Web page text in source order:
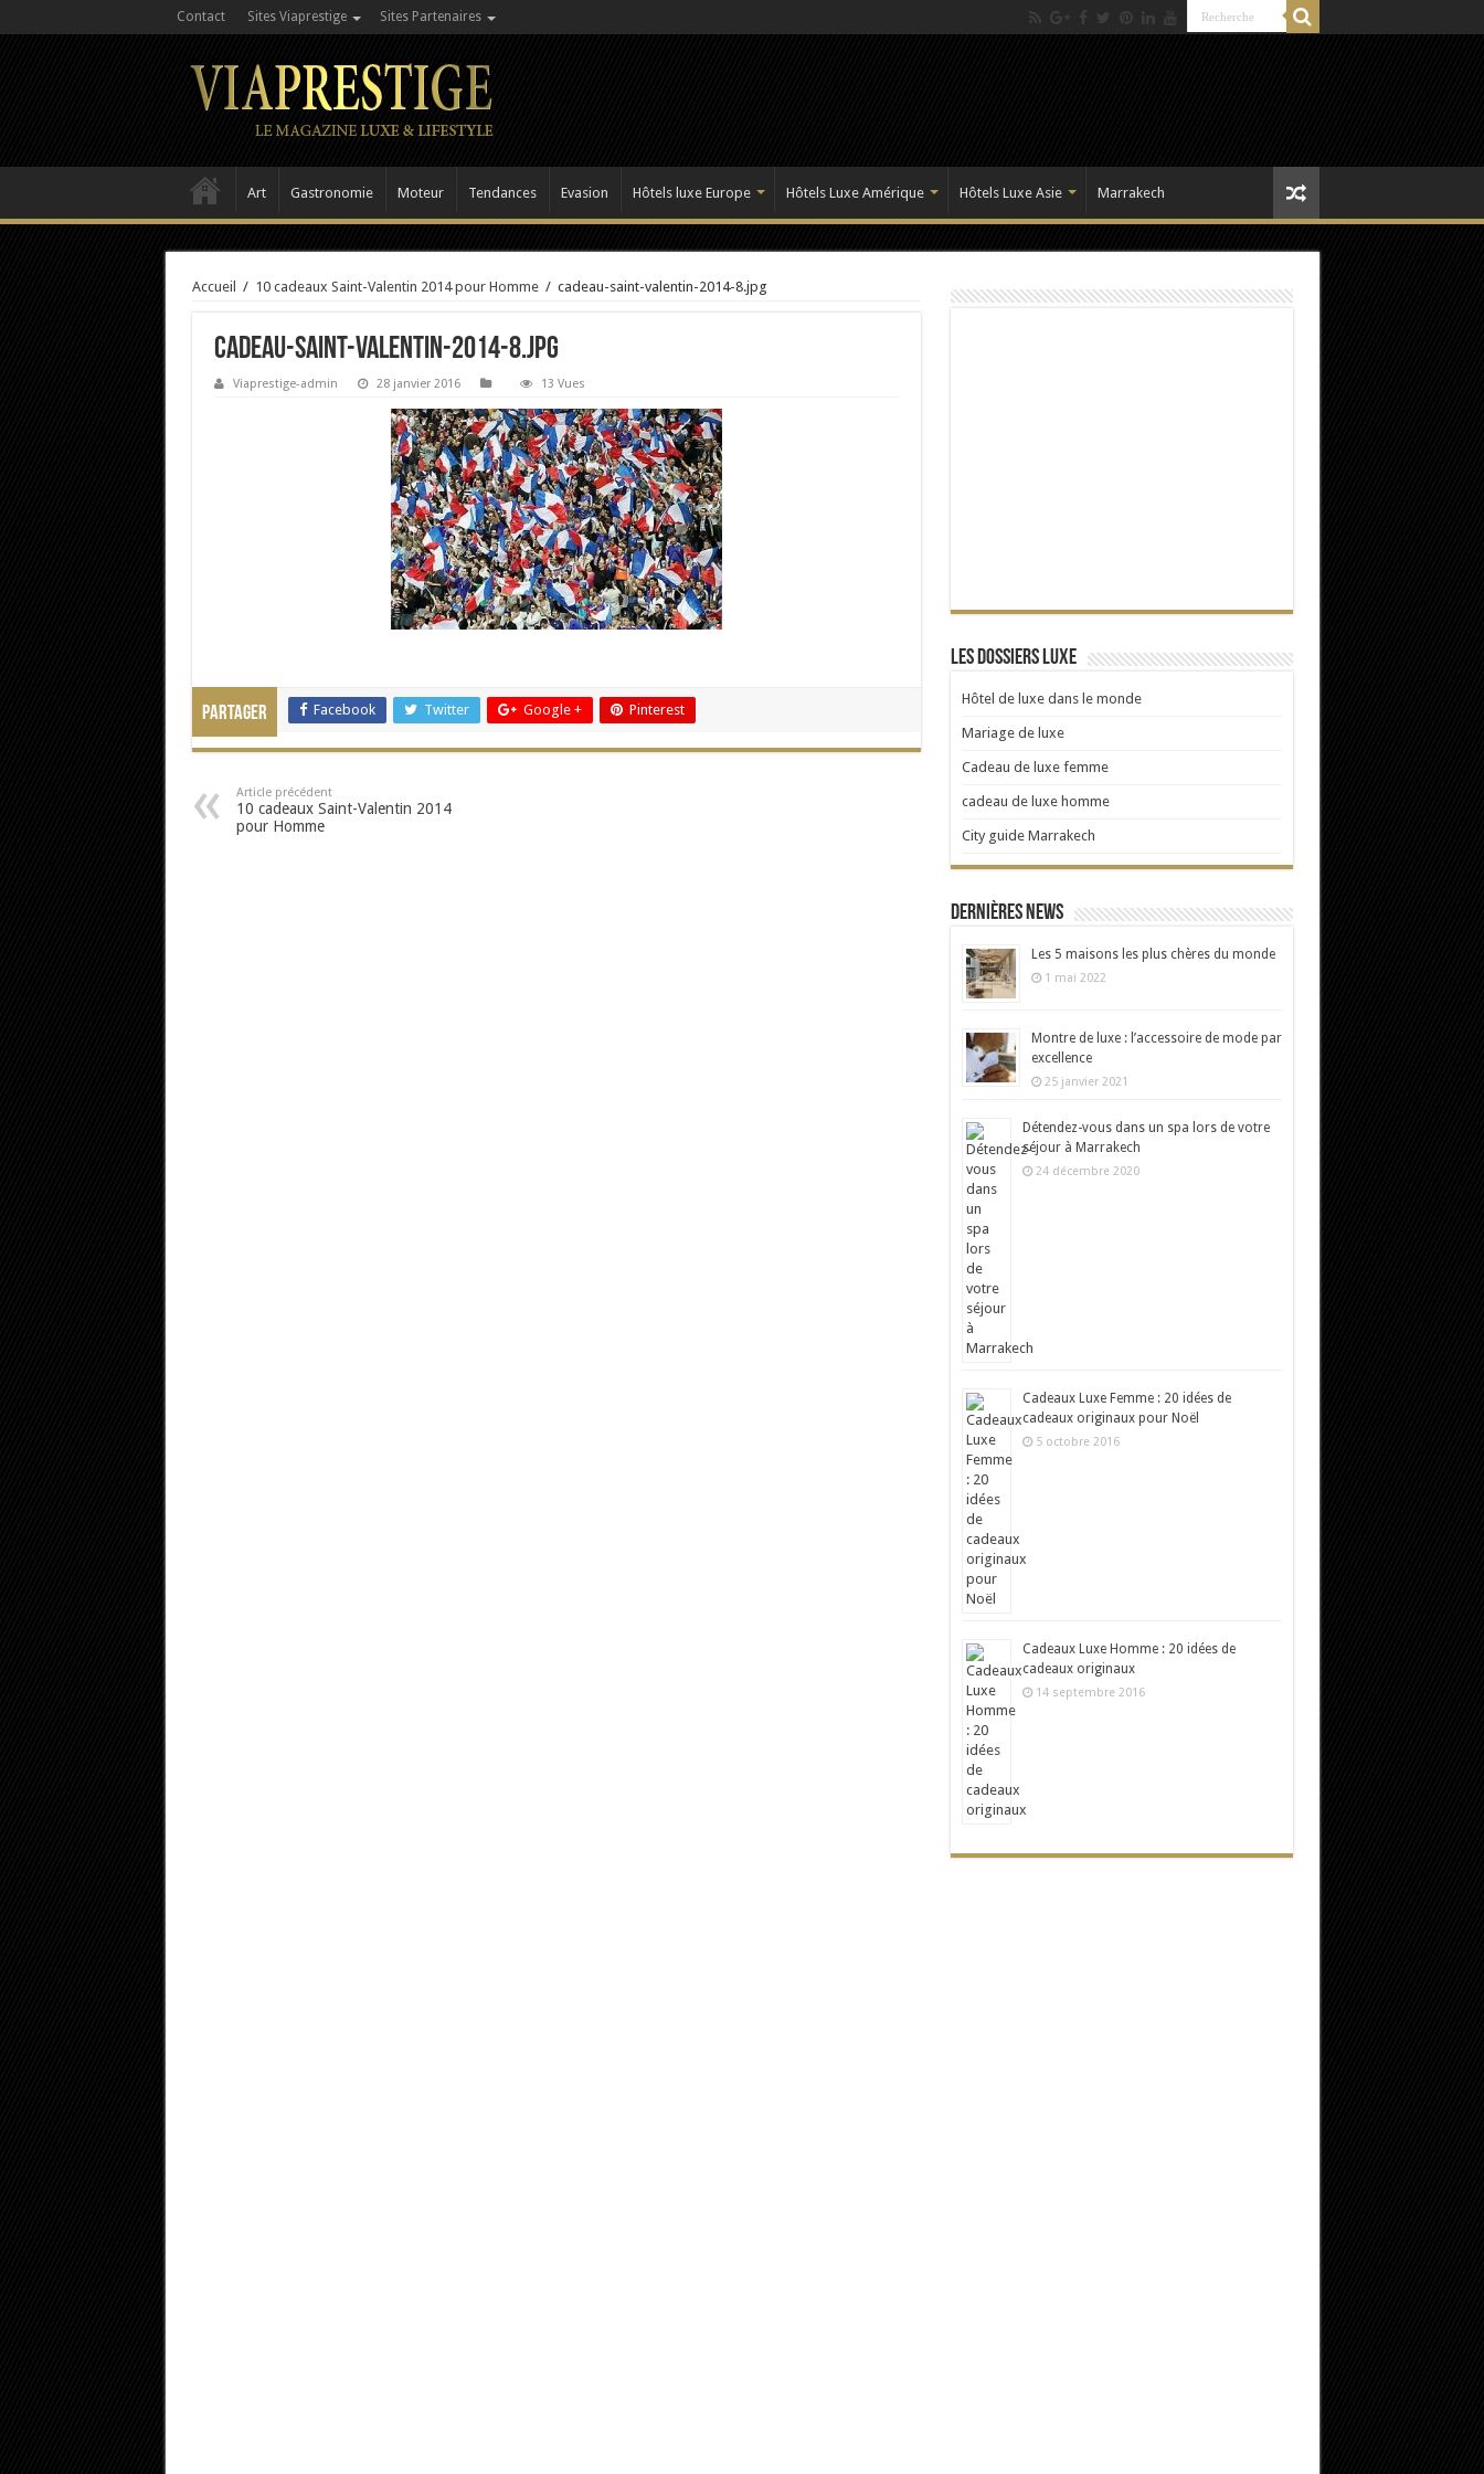
Contact Sites Viaprestige Sites Partenaires
Art Gastronomie Moteur Tendances Evasion Hôtels luxe Europe Hôtels Luxe Amérique Hôtels Luxe Asie Marrakech
Accueil / 10 cadeaux Saint-Valentin 2014 pour Homme / cadeau-saint-valentin-2014-8.jpg
cadeau-saint-valentin-2014-8.jpg
Viaprestige-admin 28 janvier 2016 13 Vues
Partager Facebook Twitter Google + Pinterest
Article précédent
10 cadeaux Saint-Valentin 2014
pour Homme
Les dossiers Luxe
Hôtel de luxe dans le monde
Mariage de luxe
Cadeau de luxe femme
cadeau de luxe homme
City guide Marrakech
Dernières news
Les 5 maisons les plus chères du monde
1 mai 2022
Montre de luxe : l’accessoire de mode par
excellence
25 janvier 2021
Détendez-vous dans un spa lors de votre
séjour à Marrakech
24 décembre 2020
Cadeaux Luxe Femme : 20 idées de
cadeaux originaux pour Noël
5 octobre 2016
Cadeaux Luxe Homme : 20 idées de
cadeaux originaux
14 septembre 2016